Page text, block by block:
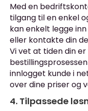
Med en
tilgang til en enkel
kan enkelt legge
eller kontakte din
Vi vet at tiden din
innlogget kunde i
over dine priser og
4. Tilpassede